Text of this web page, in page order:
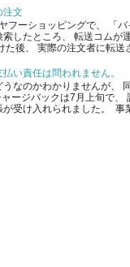
注文
フーショッピングで、 「
したところ、 転送コムが
た後、 実際の注文者に転送
い責任は問われません。
なのかわかりませんが、
ージバックは7月上旬で
受け入れられました。 事